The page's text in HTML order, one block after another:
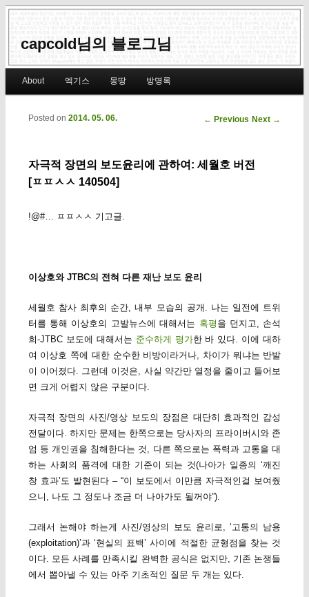
capcold님의 블로그님
Skip to primary content
Skip to secondary content
About 엑기스 몽땅 방명록
Post navigation
← Previous Next →
자극적 장면의 보도윤리에 관하여: 세월호 버전
[ㅍㅍㅅㅅ 140504]
Posted on 2014. 05. 06.
!@#… ㅍㅍㅅㅅ 기고글.
이상호와 JTBC의 전혀 다른 재난 보도 윤리
세월호 참사 최후의 순간, 내부 모습의 공개. 나는 일전에 트위
터를 통해 이상호의 고발뉴스에 대해서는 혹평 을 던지고, 손석
희-JTBC 보도에 대해서는 준수하게 평가한 바 있다. 이에 대하
여 이상호 쪽에 대한 순수한 비방이라거나, 차이가 뭐냐는 반발
이 이어졌다. 그런데 이것은, 사실 약간만 열정을 줄이고 들어보
면 크게 어렵지 않은 구분이다.
자극적 장면의 사진/영상 보도의 장점은 대단히 효과적인 감성
전달이다. 하지만 문제는 한쪽으로는 당사자의 프라이버시와 존
엄 등 개인권을 침해한다는 것, 다른 쪽으로는 폭력과 고통을 대
하는 사회의 품격에 대한 기준이 되는 것(나아가 일종의 ‘깨진
창 효과’도 발현된다 – “이 보도에서 이만큼 자극적인걸 보여줬
으니, 나도 그 정도나 조금 더 나아가도 될꺼야”).
그래서 논해야 하는게 사진/영상의 보도 윤리로, ‘고통의 남용
(exploitation)’과 ‘현실의 표백’ 사이에 적절한 균형점을 찾는 것
이다. 모든 사례를 만족시킬 완벽한 공식은 없지만, 기존 논쟁들
에서 뽑아낼 수 있는 아주 기초적인 질문 두 개는 있다.